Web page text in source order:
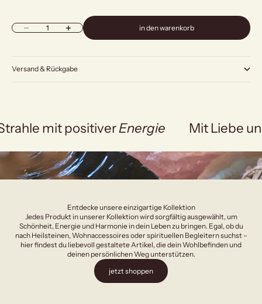
Anzahl verringernAnzahl erhöhen in den warenkorb
Versand & Rückgabe
mit positiverEnergie Mit Liebe
Entdecke unsere einzigartige Kollektion
Jedes Produkt in unserer Kollektion wird sorgfältig ausgewählt, um
Schönheit, Energie und Harmonie in dein Leben zu bringen. Egal, ob du
nach Heilsteinen, Wohnaccessoires oder spirituellen Begleitern suchst –
hier findest du liebevoll gestaltete Artikel, die dein Wohlbefinden und
deinen persönlichen Weg unterstützen.
jetzt shoppen